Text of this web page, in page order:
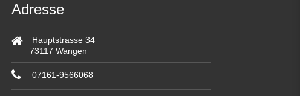
Adresse
Hauptstrasse 34
73117 Wangen
07161-9566068